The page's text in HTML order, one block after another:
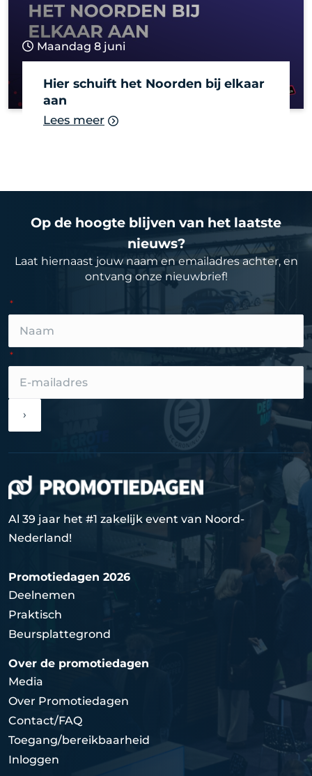
Maandag 8 juni
Hier schuift het Noorden bij elkaar
aan
Lees meer
Op de hoogte blijven van het laatste
nieuws?
Laat hiernaast jouw naam en emailadres achter, en
ontvang onze nieuwbrief!
›
Al 39 jaar het #1 zakelijk event van Noord-
Nederland!
Promotiedagen 2026
Deelnemen
Praktisch
Beursplattegrond
Over de promotiedagen
Media
Over Promotiedagen
Contact/FAQ
Toegang/bereikbaarheid
Inloggen